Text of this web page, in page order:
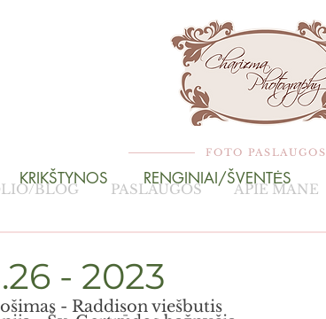
KRIKŠTYNOS RENGINIAI/ŠVENTĖS
- 2023
- Raddison viešbutis
FOTO PASLAUGOS
BLOG PASLAUGOS APIE MANE